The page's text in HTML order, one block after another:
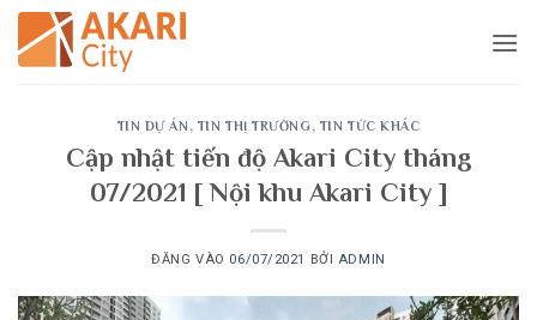
Bỏ
qua
nội
TIN DỰ ÁN , TIN THỊ TRƯỜNG, TIN TỨC KHÁC
Cập nhật tiến độ Akari City tháng
07/2021 [ Nội khu Akari City ]
ĐĂNG VÀO 06/07/2021 BỞI ADMIN